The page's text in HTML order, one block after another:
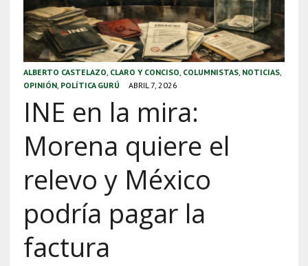
ALBERTO CASTELAZO, CLARO Y CONCISO, COLUMNISTAS, NOTICIAS,
OPINIÓN, POLÍTICA GURÚ ABRIL 7, 2026
INE en la mira:
Morena quiere el
relevo y México
podría pagar la
factura